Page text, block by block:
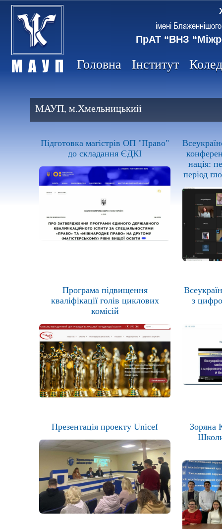
імені
ПрАТ “ВНЗ
Головна Інститут
МАУП, м.Хмельницький
Підготовка магістрів ОП "Право"
до складання ЄДКІ
нація:
період
Програма підвищення
кваліфікації голів циклових
комісій
з
Презентація проекту Unicef
Зоряна